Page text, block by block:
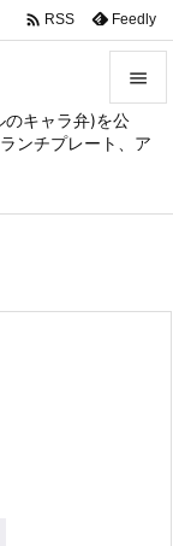
のキャラ弁)を公
ンチプレート、ア


メニュ
サイド

 RSS Feedly